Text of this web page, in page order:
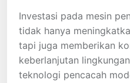
Investasi pada mesin
tidak hanya
tapi juga memberikan
keberlanjutan
teknologi pencacah